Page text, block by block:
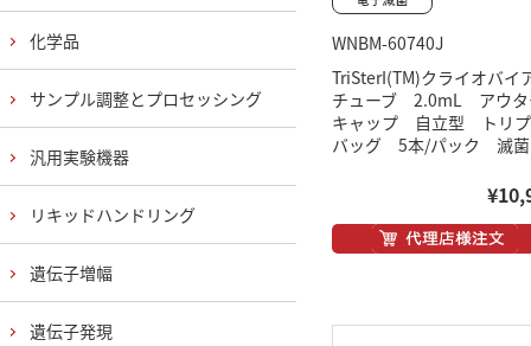
WNBM-60740J
TriSterI(TM)クライオバイ
チューブ 2.0mL アウタ
キャップ 自立型 トリ
バッグ 5本/パック 滅菌
化学品
サンプル調整とプロセッシング
汎用実験機器
リキッドハンドリング
遺伝子増幅
遺伝子発現